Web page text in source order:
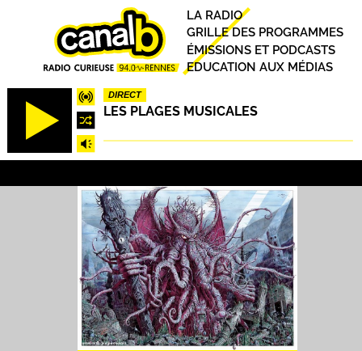
DIRECT
LES PLAGES MUSICALES
Principal
LA RADIO
GRILLE DES PROGRAMMES
ÉMISSIONS ET PODCASTS
EDUCATION AUX MÉDIAS